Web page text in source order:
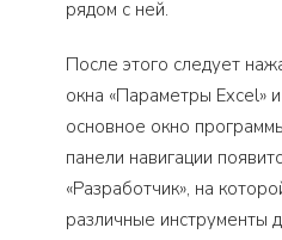
рядом с ней.
После этого следует
окна «Параметры Excel»
основное окно
панели навигации
«Разработчик», на
различные инструменты